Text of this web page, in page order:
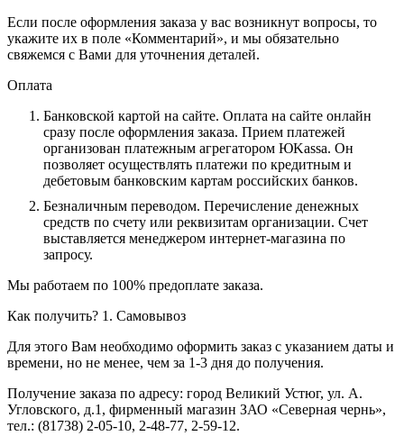
Если после оформления заказа у вас возникнут вопросы, то
укажите их в поле «Комментарий», и мы обязательно
свяжемся с Вами для уточнения деталей.
Оплата
Банковской картой на сайте. Оплата на сайте онлайн
сразу после оформления заказа. Прием платежей
организован платежным агрегатором ЮKassa. Он
позволяет осуществлять платежи по кредитным и
дебетовым банковским картам российских банков.
Безналичным переводом. Перечисление денежных
средств по счету или реквизитам организации. Счет
выставляется менеджером интернет-магазина по
запросу.
Мы работаем по 100% предоплате заказа.
Как получить? 1. Самовывоз
Для этого Вам необходимо оформить заказ с указанием даты и
времени, но не менее, чем за 1-3 дня до получения.
Получение заказа по адресу: город Великий Устюг, ул. А.
Угловского, д.1, фирменный магазин ЗАО «Северная чернь»,
тел.: (81738) 2-05-10, 2-48-77, 2-59-12.